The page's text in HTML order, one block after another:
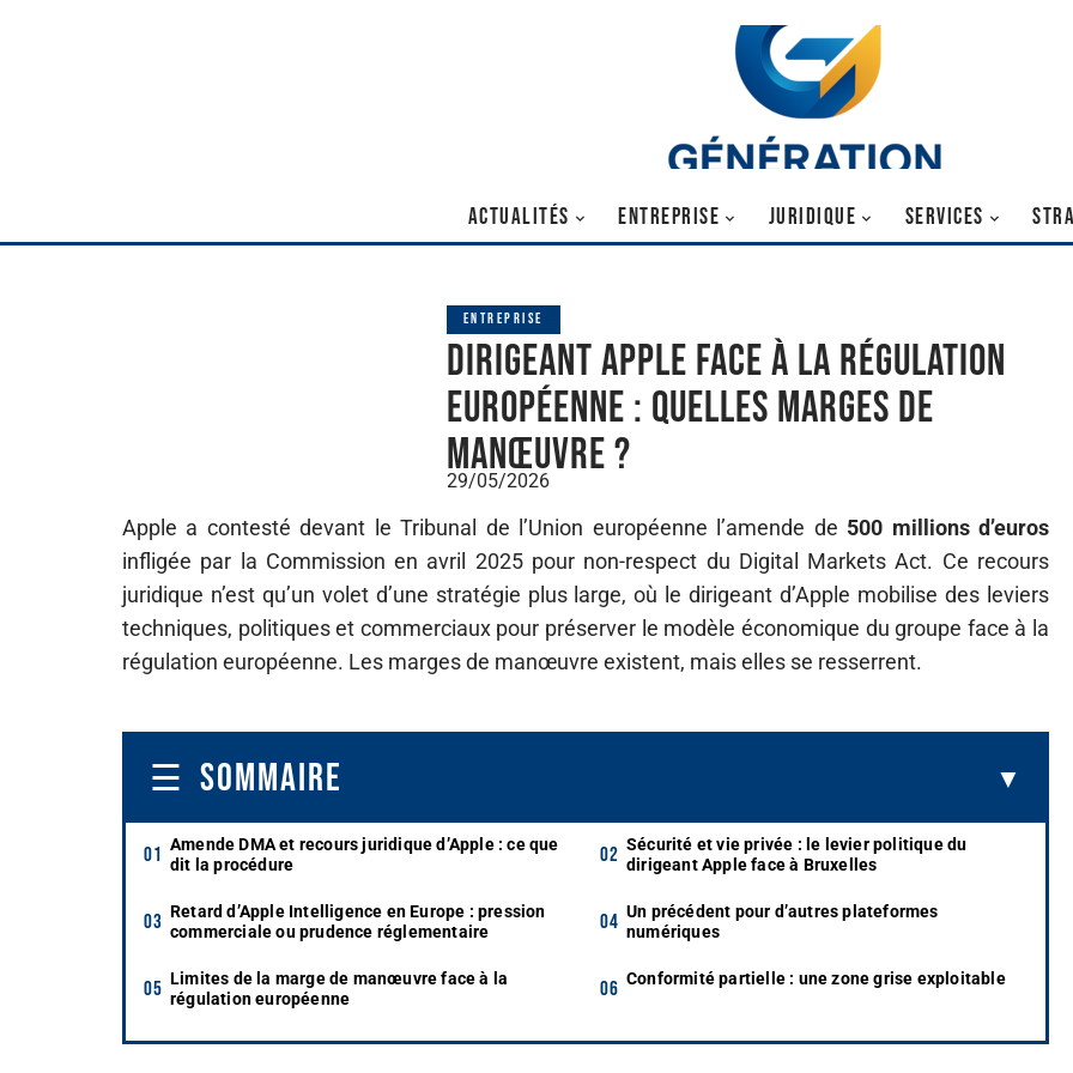
ACTUALITÉS ENTREPRISE JURIDIQUE SERVICES
ENTREPRISE
Dirigeant Apple face à la régulation
européenne : quelles marges de
manœuvre ?
29/05/2026
Apple a contesté devant le Tribunal de l’Union européenne l’amende de 500 millions d’euros
infligée par la Commission en avril 2025 pour non-respect du Digital Markets Act. Ce recours
juridique n’est qu’un volet d’une stratégie plus large, où le dirigeant d’Apple mobilise des leviers
techniques, politiques et commerciaux pour préserver le modèle économique du groupe face à la
régulation européenne. Les marges de manœuvre existent, mais elles se resserrent.
SOMMAIRE
Amende DMA et recours juridique d’Apple : ce que
dit la procédure
Sécurité et vie privée : le levier politique du
dirigeant Apple face à Bruxelles
Retard d’Apple Intelligence en Europe : pression
commerciale ou prudence réglementaire
Un précédent pour d’autres plateformes
numériques
Limites de la marge de manœuvre face à la
régulation européenne
Conformité partielle : une zone grise exploitable